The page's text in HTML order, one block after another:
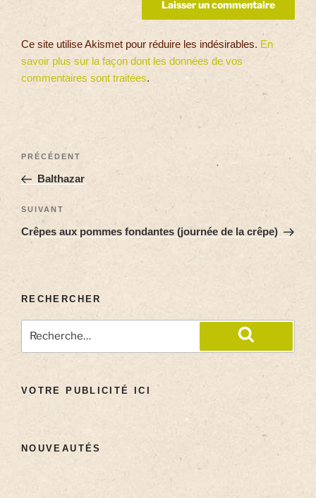
Ce site utilise Akismet pour réduire les indésirables. En
savoir plus sur la façon dont les données de vos
commentaires sont traitées.
PRÉCÉDENT
Balthazar
SUIVANT
Crêpes aux pommes fondantes (journée de la crêpe)
RECHERCHER
VOTRE PUBLICITÉ ICI
NOUVEAUTÉS